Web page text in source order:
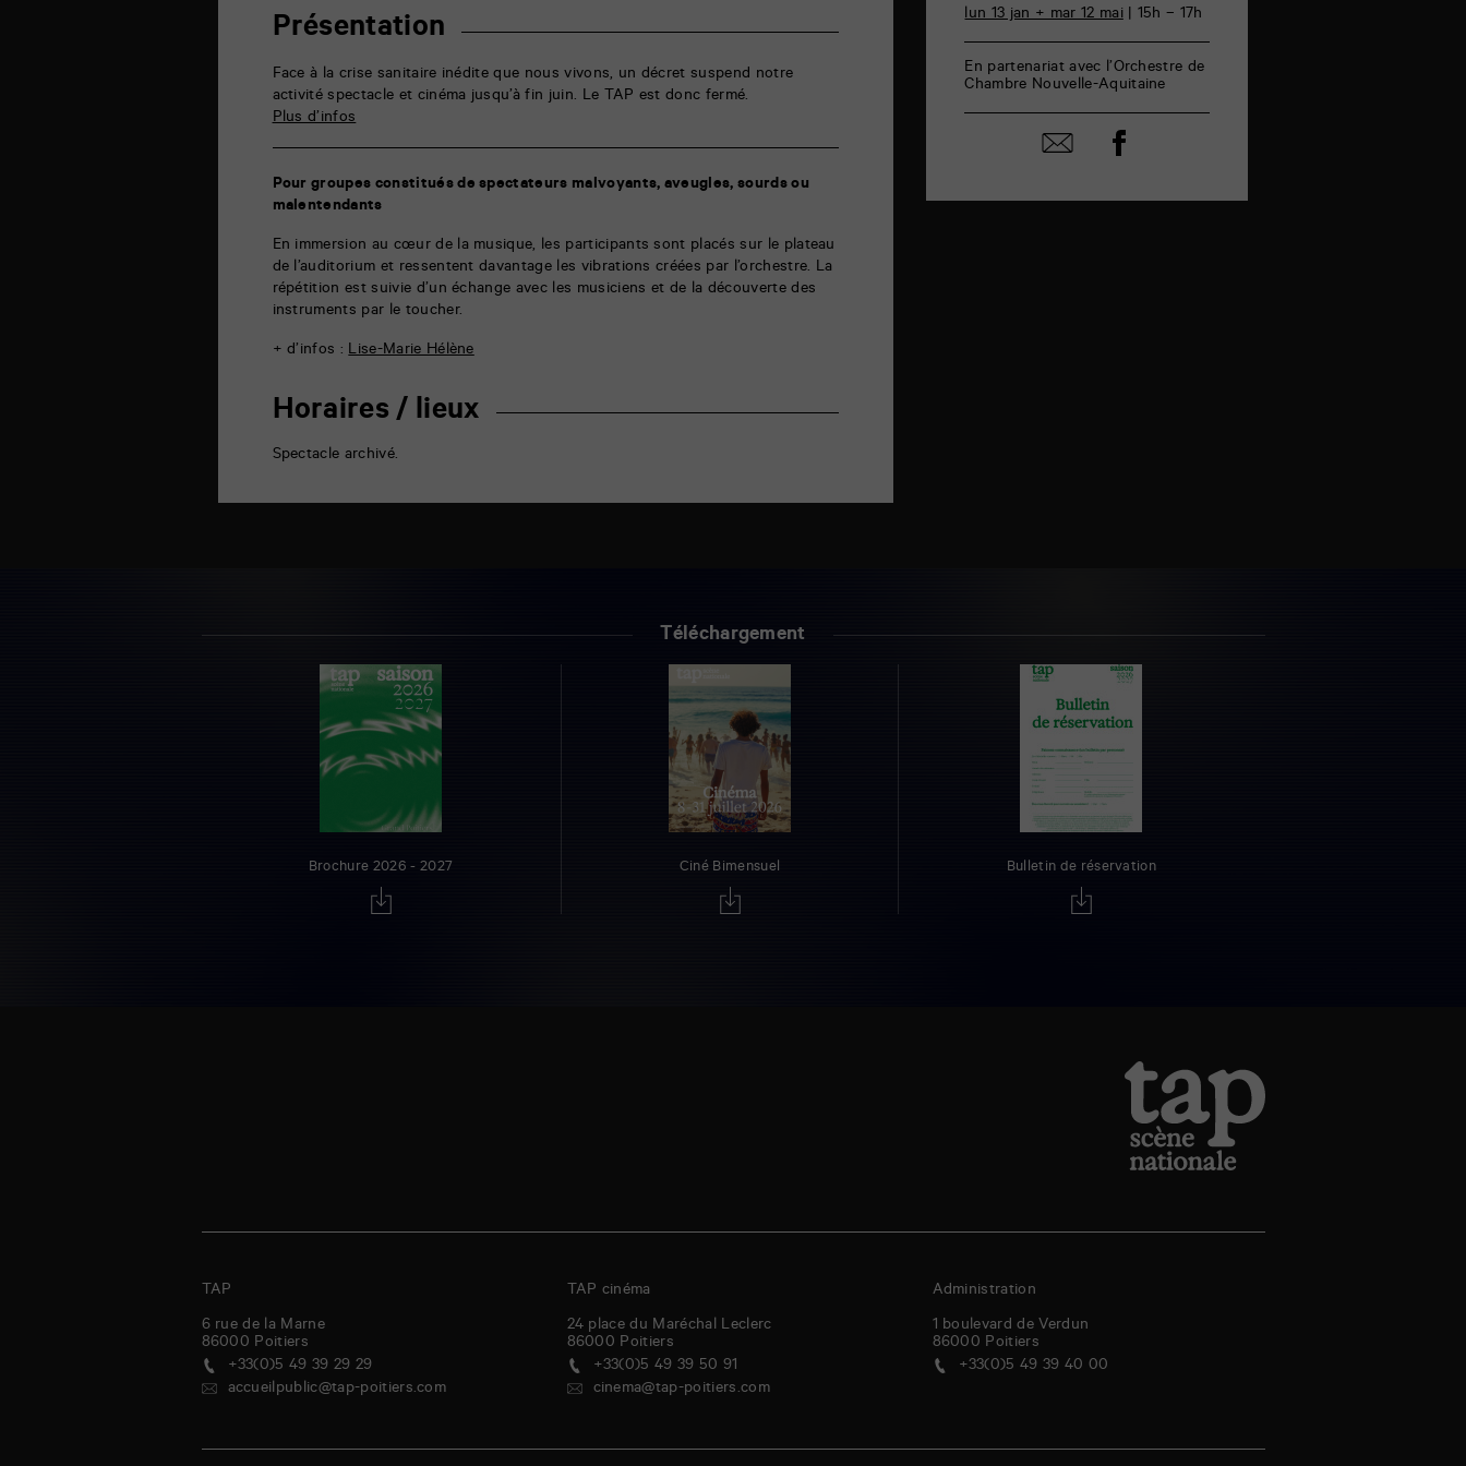
Présentation
Face à la crise sanitaire inédite que nous vivons, un décret suspend notre
activité spectacle et cinéma jusqu’à fin juin. Le TAP est donc fermé.
Plus d’infos
Pour groupes constitués de spectateurs malvoyants, aveugles, sourds ou
malentendants
En immersion au cœur de la musique, les participants sont placés sur le plateau
de l’auditorium et ressentent davantage les vibrations créées par l’orchestre. La
répétition est suivie d’un échange avec les musiciens et de la découverte des
instruments par le toucher.
+ d’infos :Lise-Marie Hélène
Horaires / lieux
Spectacle archivé.
lun 13 jan + mar 12 mai| 15h – 17h
En partenariat avec l’Orchestre de
Chambre Nouvelle-Aquitaine
Partager
par
Partager
sur
Téléchargement
Brochure 2026 - 2027 Ciné Bimensuel Bulletin de réservation
TAP
6 rue de la Marne
86000 Poitiers
+33(0)5 49 39 29 29
accueilpublic@tap-poitiers.com
TAP cinéma
24 place du Maréchal Leclerc
86000 Poitiers
+33(0)5 49 39 50 91
cinema@tap-poitiers.com
Administration
1 boulevard de Verdun
86000 Poitiers
+33(0)5 49 39 40 00